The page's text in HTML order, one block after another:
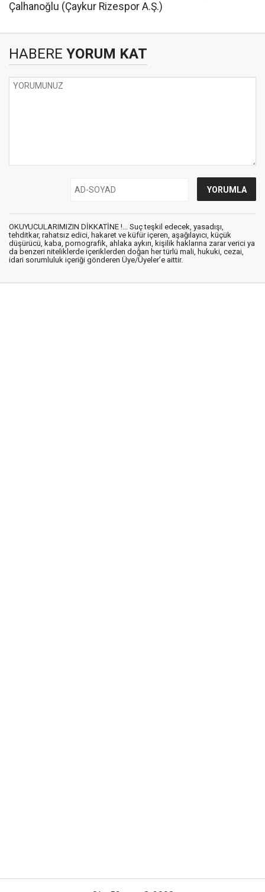
Çalhanoğlu (Çaykur Rizespor A.Ş.)
HABERE YORUM KAT
OKUYUCULARIMIZIN DİKKATİNE !... Suç teşkil edecek, yasadışı,
tehditkar, rahatsız edici, hakaret ve küfür içeren, aşağılayıcı, küçük
düşürücü, kaba, pornografik, ahlaka aykırı, kişilik haklarına zarar verici ya
da benzeri niteliklerde içeriklerden doğan her türlü mali, hukuki, cezai,
idari sorumluluk içeriği gönderen Üye/Üyeler’e aittir.